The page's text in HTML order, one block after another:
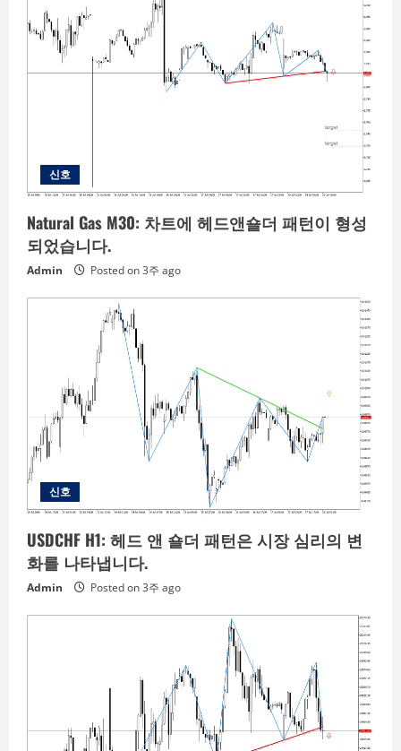
신호
Natural Gas M30: 차트에 헤드앤숄더 패턴이 형성
되었습니다.
Admin Posted on 3주 ago
신호
USDCHF H1: 헤드 앤 숄더 패턴은 시장 심리의 변
화를 나타냅니다.
Admin Posted on 3주 ago